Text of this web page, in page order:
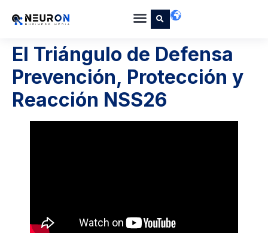
El Triángulo de Defensa
Prevención, Protección y
Reacción NSS26